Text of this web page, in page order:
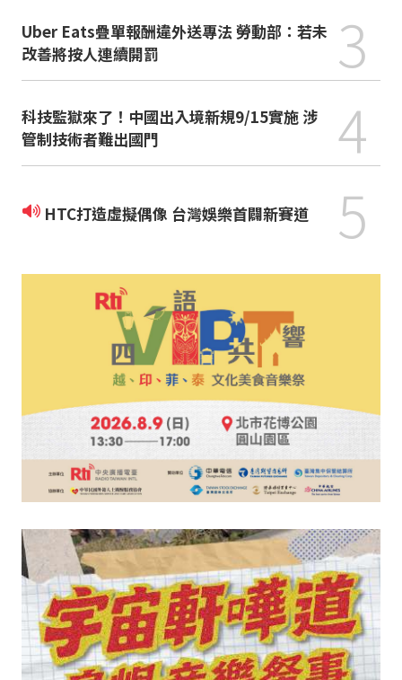
Uber Eats疊單報酬違外送專法 勞動部：若未
改善將按人連續開罰
3
科技監獄來了！中國出入境新規9/15實施 涉
管制技術者難出國門
4
HTC打造虛擬偶像 台灣娛樂首闢新賽道 5